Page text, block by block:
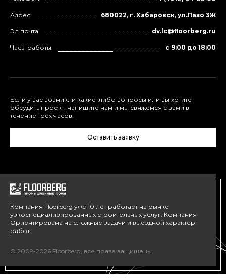
Компания Floorberg уже 10 лет работает на рынке
узкоспециализированных строительных услуг. Компания
Ориентирована на сложные задачи и выездной характер
работ.
© 2009-2026 Floorberg, все права защищены.
Адрес: 680022, г. Хабаровск, ул.Лазо 3Ж
Эл.почта: dv.lc@floorberg.ru
Часы работы: с 9:00 до 18:00
Если у вас возникли какие-либо вопросы или вы хотите
обсудить проект, напишите нам и мы свяжемся с вами в
течение трёх часов.
Оставить заявку